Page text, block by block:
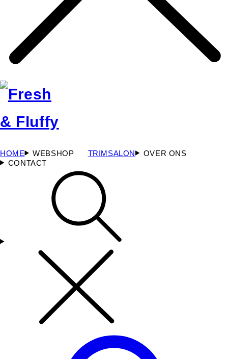
HOME WEBSHOP TRIMSALON
OVER ONS
CONTACT